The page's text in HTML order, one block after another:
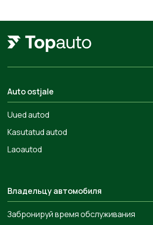
Auto ostjale
Uued autod
Kasutatud autod
Laoautod
Владельцу автомобиля
Забронируй время обслуживания